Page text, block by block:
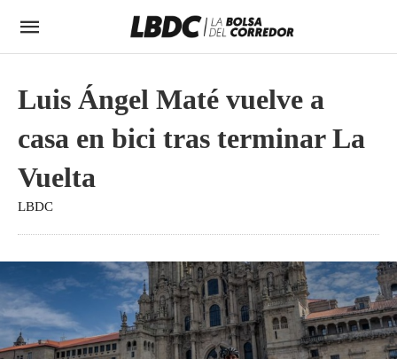
Luis Ángel Maté vuelve a
casa en bici tras terminar La
Vuelta
LBDC